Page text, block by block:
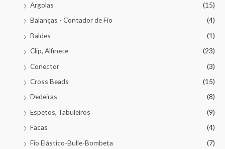
Argolas
(15)
Balanças - Contador de Fio
(4)
Baldes
(1)
Clip, Alfinete
(23)
Conector
(3)
Cross Beads
(15)
Dedeiras
(8)
Espetos, Tabuleiros
(9)
Facas
(4)
Fio Elástico-Bulle-Bombeta
(7)